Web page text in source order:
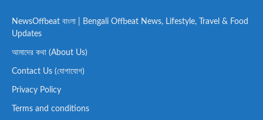
NewsOffbeat বাংলা | Bengali Offbeat News, Lifestyle, Travel & Food
Updates
আমাদের কথা (About Us)
Contact Us (যোগাযোগ)
Privacy Policy
Terms and conditions